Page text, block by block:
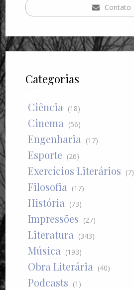
Contato
Categorias
Ciência (18)
Cinema (56)
Engenharia (17)
Esporte (26)
Exercícios Literários (7)
Filosofia (17)
História (73)
Impressões (27)
Literatura (343)
Música (193)
Obra Literária (40)
Podcasts (1)